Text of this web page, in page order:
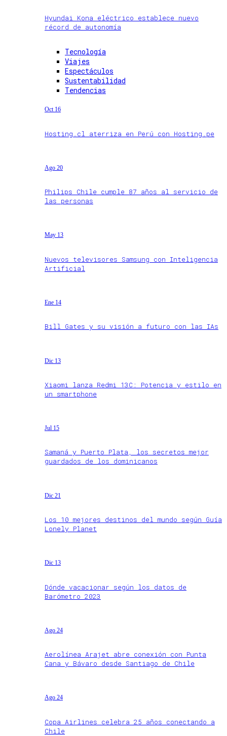
Hyundai Kona eléctrico establece nuevo
récord de autonomía
Tecnología
Viajes
Espectáculos
Sustentabilidad
Tendencias
Oct 16
Hosting.cl aterriza en Perú con Hosting.pe
Ago 20
Philips Chile cumple 87 años al servicio de
las personas
May 13
Nuevos televisores Samsung con Inteligencia
Artificial
Ene 14
Bill Gates y su visión a futuro con las IAs
Dic 13
Xiaomi lanza Redmi 13C: Potencia y estilo en
un smartphone
Jul 15
Samaná y Puerto Plata, los secretos mejor
guardados de los dominicanos
Dic 21
Los 10 mejores destinos del mundo según Guía
Lonely Planet
Dic 13
Dónde vacacionar según los datos de
Barómetro 2023
Ago 24
Aerolínea Arajet abre conexión con Punta
Cana y Bávaro desde Santiago de Chile
Ago 24
Copa Airlines celebra 25 años conectando a
Chile